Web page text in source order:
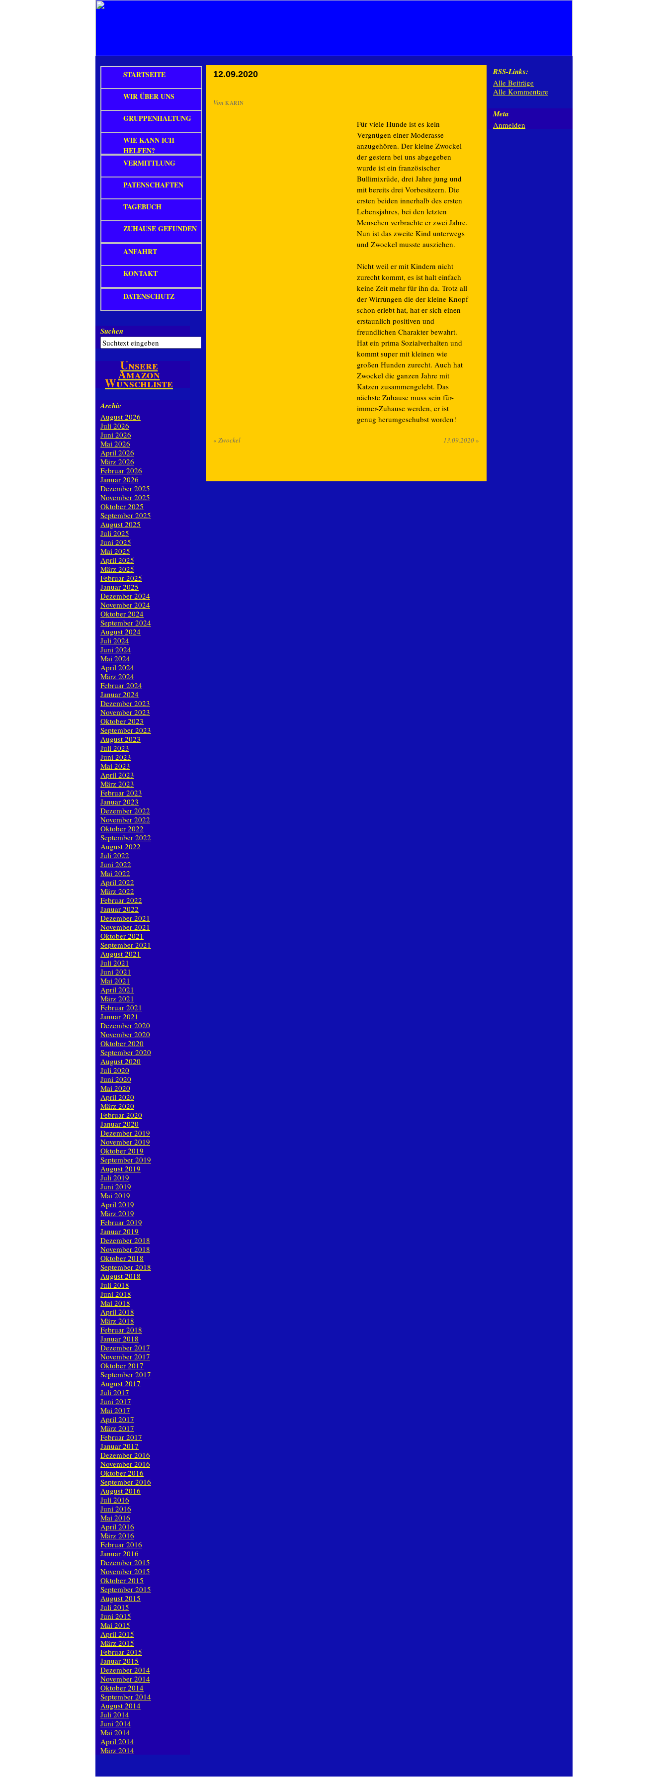
12.09.2020
Von KARIN
Für viele Hunde ist es kein
Vergnügen einer Moderasse
anzugehören. Der kleine Zwockel
der gestern bei uns abgegeben
wurde ist ein französischer
Bullimixrüde, drei Jahre jung und
mit bereits drei Vorbesitzern. Die
ersten beiden innerhalb des ersten
Lebensjahres, bei den letzten
Menschen verbrachte er zwei Jahre.
Nun ist das zweite Kind unterwegs
und Zwockel musste ausziehen.
Nicht weil er mit Kindern nicht
zurecht kommt, es ist halt einfach
keine Zeit mehr für ihn da. Trotz all
der Wirrungen die der kleine Knopf
schon erlebt hat, hat er sich einen
erstaunlich positiven und
freundlichen Charakter bewahrt.
Hat ein prima Sozialverhalten und
kommt super mit kleinen wie
großen Hunden zurecht. Auch hat
Zwockel die ganzen Jahre mit
Katzen zusammengelebt. Das
nächste Zuhause muss sein für-
immer-Zuhause werden, er ist
genug herumgeschubst worden!
« Zwockel 13.09.2020»
STARTSEITE
WIR ÜBER UNS
GRUPPENHALTUNG
WIE KANN ICH
HELFEN?
VERMITTLUNG
PATENSCHAFTEN
TAGEBUCH
ZUHAUSE GEFUNDEN
ANFAHRT
KONTAKT
DATENSCHUTZ
Suchen
Unsere
Amazon
Wunschliste
Archiv
August 2026
Juli 2026
Juni 2026
Mai 2026
April 2026
März 2026
Februar 2026
Januar 2026
Dezember 2025
November 2025
Oktober 2025
September 2025
August 2025
Juli 2025
Juni 2025
Mai 2025
April 2025
März 2025
Februar 2025
Januar 2025
Dezember 2024
November 2024
Oktober 2024
September 2024
August 2024
Juli 2024
Juni 2024
Mai 2024
April 2024
März 2024
Februar 2024
Januar 2024
Dezember 2023
November 2023
Oktober 2023
September 2023
August 2023
Juli 2023
Juni 2023
Mai 2023
April 2023
März 2023
Februar 2023
Januar 2023
Dezember 2022
November 2022
Oktober 2022
September 2022
August 2022
Juli 2022
Juni 2022
Mai 2022
April 2022
März 2022
Februar 2022
Januar 2022
Dezember 2021
November 2021
Oktober 2021
September 2021
August 2021
Juli 2021
Juni 2021
Mai 2021
April 2021
März 2021
Februar 2021
Januar 2021
Dezember 2020
November 2020
Oktober 2020
September 2020
August 2020
Juli 2020
Juni 2020
Mai 2020
April 2020
März 2020
Februar 2020
Januar 2020
Dezember 2019
November 2019
Oktober 2019
September 2019
August 2019
Juli 2019
Juni 2019
Mai 2019
April 2019
März 2019
Februar 2019
Januar 2019
Dezember 2018
November 2018
Oktober 2018
September 2018
August 2018
Juli 2018
Juni 2018
Mai 2018
April 2018
März 2018
Februar 2018
Januar 2018
Dezember 2017
November 2017
Oktober 2017
September 2017
August 2017
Juli 2017
Juni 2017
Mai 2017
April 2017
März 2017
Februar 2017
Januar 2017
Dezember 2016
November 2016
Oktober 2016
September 2016
August 2016
Juli 2016
Juni 2016
Mai 2016
April 2016
März 2016
Februar 2016
Januar 2016
Dezember 2015
November 2015
Oktober 2015
September 2015
August 2015
Juli 2015
Juni 2015
Mai 2015
April 2015
März 2015
Februar 2015
Januar 2015
Dezember 2014
November 2014
Oktober 2014
September 2014
August 2014
Juli 2014
Juni 2014
Mai 2014
April 2014
März 2014
RSS-Links:
Alle Beiträge
Alle Kommentare
Meta
Anmelden